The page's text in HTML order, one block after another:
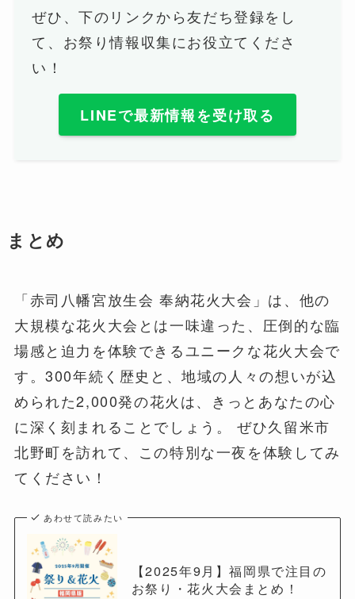
ぜひ、下のリンクから友だち登録をし
て、お祭り情報収集にお役立てくださ
い！
LINEで最新情報を受け取る
まとめ
「赤司八幡宮放生会 奉納花火大会」は、他の
大規模な花火大会とは一味違った、圧倒的な臨
場感と迫力を体験できるユニークな花火大会で
す。300年続く歴史と、地域の人々の想いが込
められた2,000発の花火は、きっとあなたの心
に深く刻まれることでしょう。 ぜひ久留米市
北野町を訪れて、この特別な一夜を体験してみ
てください！
あわせて読みたい
【2025年9月】福岡県で注目の
お祭り・花火大会まとめ！